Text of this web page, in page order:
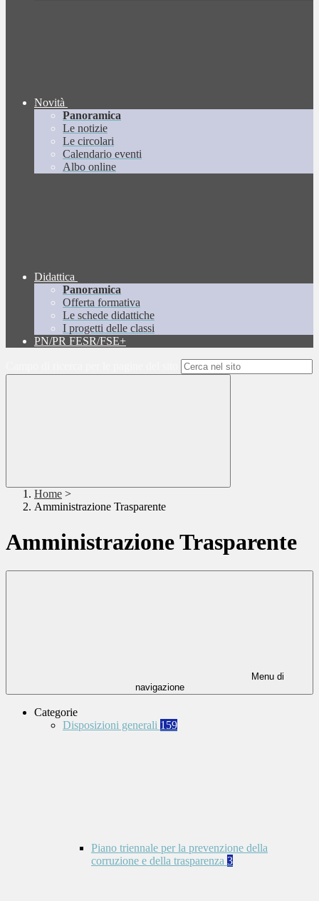
Novità
Panoramica
Le notizie
Le circolari
Calendario eventi
Albo online
Didattica
Panoramica
Offerta formativa
Le schede didattiche
I progetti delle classi
PN/PR FESR/FSE+
Home >
Amministrazione Trasparente
Amministrazione Trasparente
Menu di
navigazione
Categorie
Disposizioni generali 159
Piano triennale per la prevenzione della
corruzione e della trasparenza 3